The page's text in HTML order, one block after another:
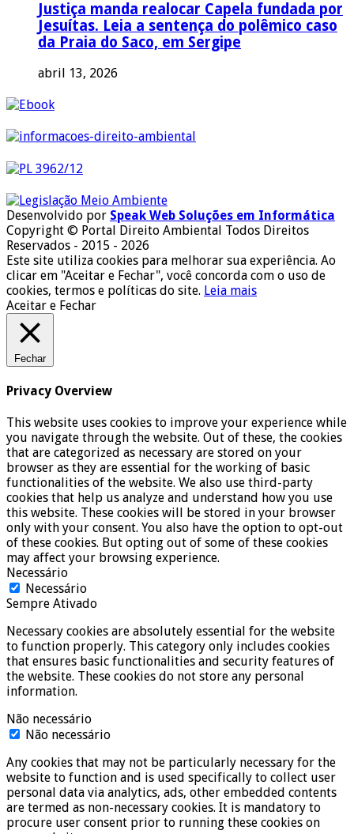
Justiça manda realocar Capela fundada por
Jesuítas. Leia a sentença do polêmico caso
da Praia do Saco, em Sergipe
abril 13, 2026
Desenvolvido por Speak Web Soluções em Informática
Copyright © Portal Direito Ambiental Todos Direitos
Reservados - 2015 - 2026
Este site utiliza cookies para melhorar sua experiência. Ao
clicar em "Aceitar e Fechar", você concorda com o uso de
cookies, termos e políticas do site. Leia mais
Aceitar e Fechar
Fechar
Privacy Overview
This website uses cookies to improve your experience while
you navigate through the website. Out of these, the cookies
that are categorized as necessary are stored on your
browser as they are essential for the working of basic
functionalities of the website. We also use third-party
cookies that help us analyze and understand how you use
this website. These cookies will be stored in your browser
only with your consent. You also have the option to opt-out
of these cookies. But opting out of some of these cookies
may affect your browsing experience.
Necessário
Necessário
Sempre Ativado
Necessary cookies are absolutely essential for the website
to function properly. This category only includes cookies
that ensures basic functionalities and security features of
the website. These cookies do not store any personal
information.
Não necessário
Não necessário
Any cookies that may not be particularly necessary for the
website to function and is used specifically to collect user
personal data via analytics, ads, other embedded contents
are termed as non-necessary cookies. It is mandatory to
procure user consent prior to running these cookies on